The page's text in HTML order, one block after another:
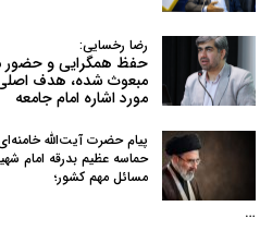
رضا رخسایی:
حفظ همگرایی و حضور
مبعوث شده، هدف
مورد اشاره امام جامعه
پیام حضرت آیت‌الله
حماسه عظیم بدرقه امام
مسائل مهم کشور؛
…